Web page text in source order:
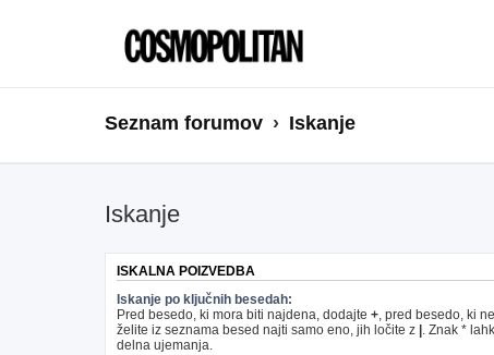
Seznam forumov Iskanje
Iskanje
ISKALNA POIZVEDBA
Iskanje po ključnih besedah:
Pred besedo, ki mora biti najdena, dodajte +, pred besedo, ki
želite iz seznama besed najti samo eno, jih ločite z . Znak *
delna ujemanja.